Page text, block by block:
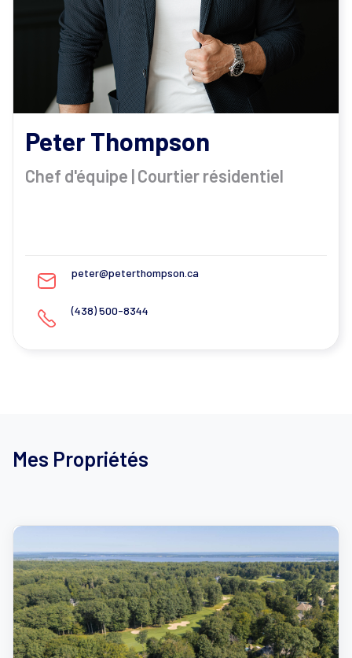
Peter Thompson
Chef d'équipe | Courtier résidentiel
peter@peterthompson.ca
(438) 500-8344
Mes Propriétés